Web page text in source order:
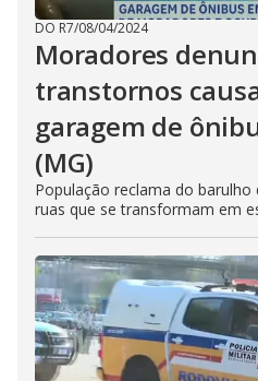
DO R7/08/04/2024
Moradores
transtornos
garagem de
(MG)
População reclama do
ruas que se transformam em